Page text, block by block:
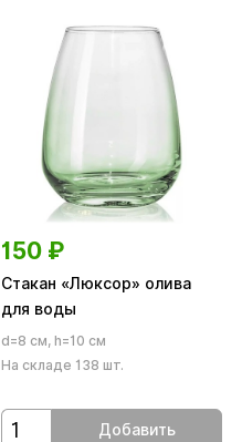
150 ₽
Стакан «Люксор» олива
для воды
d=8 см, h=10 см
На складе 138 шт.
Добавить